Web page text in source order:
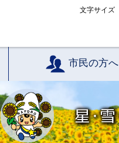
文字サイズ
市民の方へ